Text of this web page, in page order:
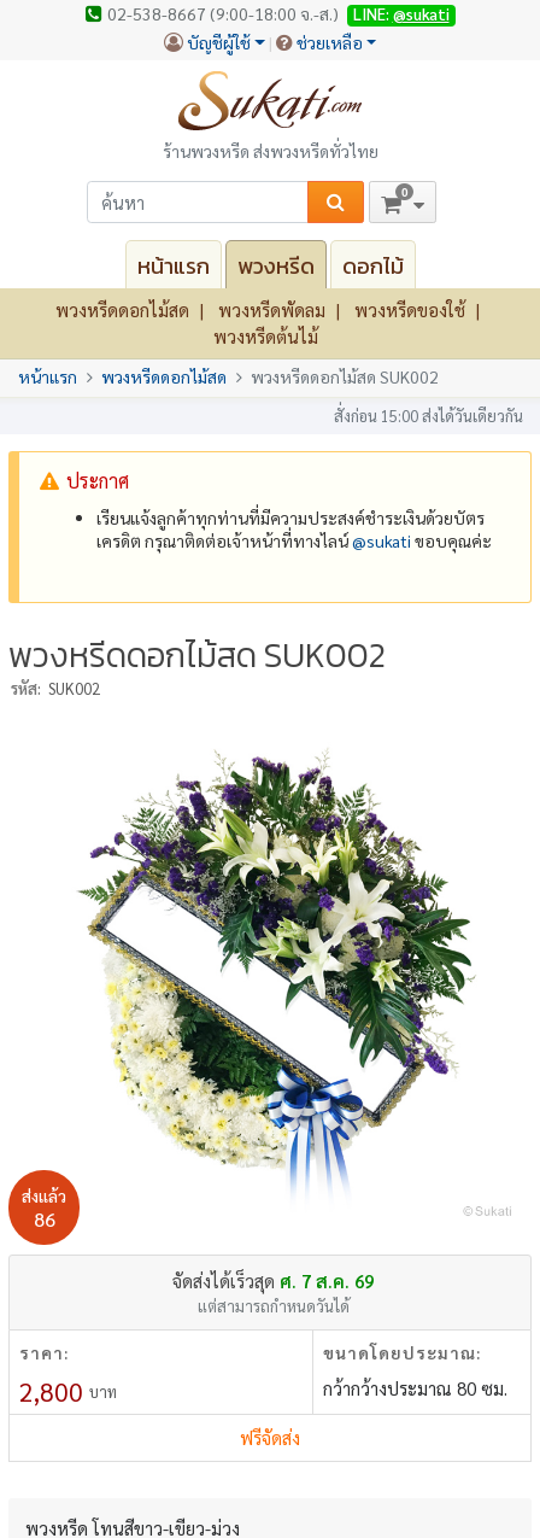
02-538-8667 (9:00-18:00 จ.-ส.) LINE: @sukati
บัญชีผู้ใช้ ช่วยเหลือ
ร้านพวงหรีด ส่งพวงหรีดทั่วไทย
0
หน้าแรก พวงหรีด ดอกไม้
พวงหรีดดอกไม้สด พวงหรีดพัดลม
พวงหรีดของใช้
พวงหรีดต้นไม้
หน้าแรก พวงหรีดดอกไม้สด พวงหรีดดอกไม้สด SUK002
สั่งก่อน 15:00 ส่งได้วันเดียวกัน
ประกาศ
เรียนแจ้งลูกค้าทุกท่านที่มีความประสงค์ชำระเงินด้วยบัตร
เครดิต กรุณาติดต่อเจ้าหน้าที่ทางไลน์@‌sukati ขอบคุณค่ะ
พวงหรีดดอกไม้สด SUK002
รหัส: SUK002
ส่งแล้ว
86
จัดส่งได้เร็วสุด ศ. 7 ส.ค. 69
แต่สามารถกำหนดวันได้
ราคา:
2,800 บาท
ขนาดโดยประมาณ:
กว้ากว้างประมาณ 80 ซม.
ฟรีจัดส่ง
พวงหรีด โทนสีขาว-เขียว-ม่วง